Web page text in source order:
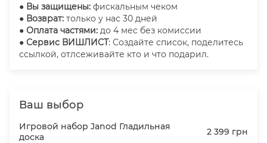
● Вы защищены: фискальным чеком
● Возврат: только у нас 30 дней
● Оплата частями: до 4 мес без комиссии
● Сервис ВИШЛИСТ: Создайте список, поделитесь
ссылкой, отлсеживайте кто и что подарил.
Ваш выбор
Игровой набор Janod Гладильная
доска
2 399 грн